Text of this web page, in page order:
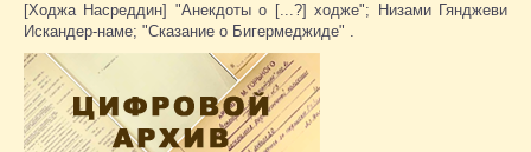
[Ходжа Насреддин] "Анекдоты о [...?] ходже"; Низами Гянджеви
Искандер-наме; "Сказание о Бигермеджиде" .